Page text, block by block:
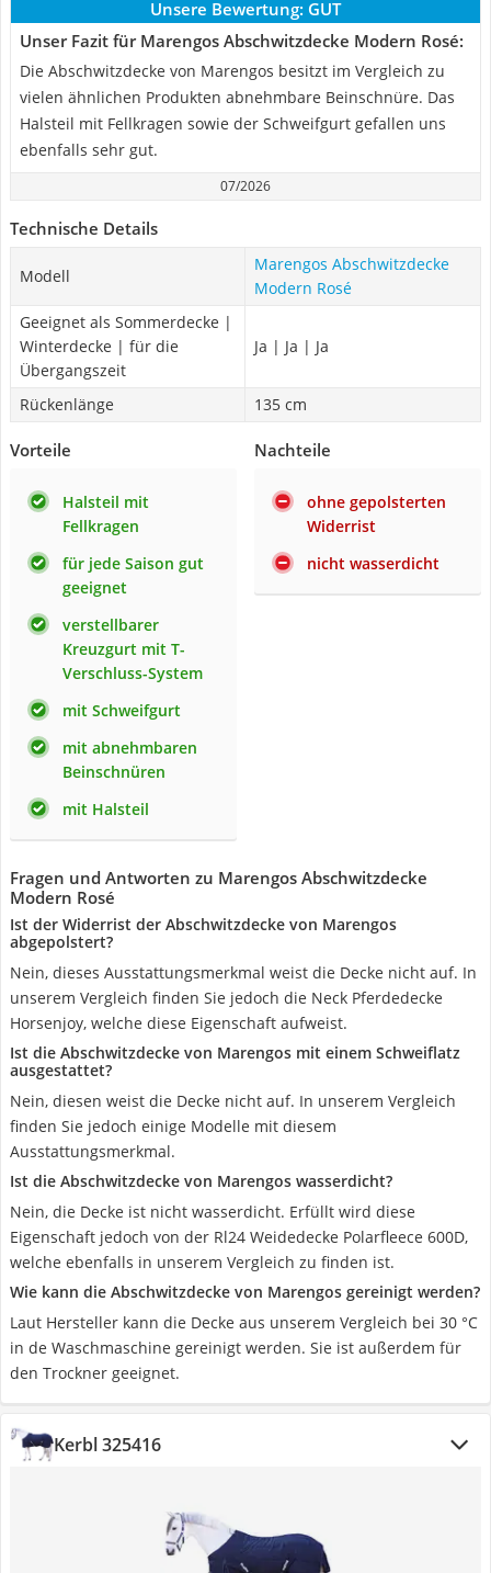
Unsere Bewertung: GUT
Unser Fazit für Marengos Abschwitzdecke Modern Rosé:
Die Abschwitzdecke von Marengos besitzt im Vergleich zu
vielen ähnlichen Produkten abnehmbare Beinschnüre. Das
Halsteil mit Fellkragen sowie der Schweifgurt gefallen uns
ebenfalls sehr gut.
07/2026
Technische Details
Modell
Marengos Abschwitzdecke
Modern Rosé
Geeignet als Sommerdecke |
Winterdecke | für die
Übergangszeit
Ja | Ja | Ja
Rückenlänge 135 cm
Vorteile
Halsteil mit
Fellkragen
für jede Saison gut
geeignet
verstellbarer
Kreuzgurt mit T-
Verschluss-System
mit Schweifgurt
mit abnehmbaren
Beinschnüren
mit Halsteil
Nachteile
ohne gepolsterten
Widerrist
nicht wasserdicht
Fragen und Antworten zu Marengos Abschwitzdecke
Modern Rosé
Ist der Widerrist der Abschwitzdecke von Marengos
abgepolstert?
Nein, dieses Ausstattungsmerkmal weist die Decke nicht auf. In
unserem Vergleich finden Sie jedoch die Neck Pferdedecke
Horsenjoy, welche diese Eigenschaft aufweist.
Ist die Abschwitzdecke von Marengos mit einem Schweiflatz
ausgestattet?
Nein, diesen weist die Decke nicht auf. In unserem Vergleich
finden Sie jedoch einige Modelle mit diesem
Ausstattungsmerkmal.
Ist die Abschwitzdecke von Marengos wasserdicht?
Nein, die Decke ist nicht wasserdicht. Erfüllt wird diese
Eigenschaft jedoch von der Rl24 Weidedecke Polarfleece 600D,
welche ebenfalls in unserem Vergleich zu finden ist.
Wie kann die Abschwitzdecke von Marengos gereinigt werden?
Laut Hersteller kann die Decke aus unserem Vergleich bei 30 °C
in de Waschmaschine gereinigt werden. Sie ist außerdem für
den Trockner geeignet.
Kerbl 325416